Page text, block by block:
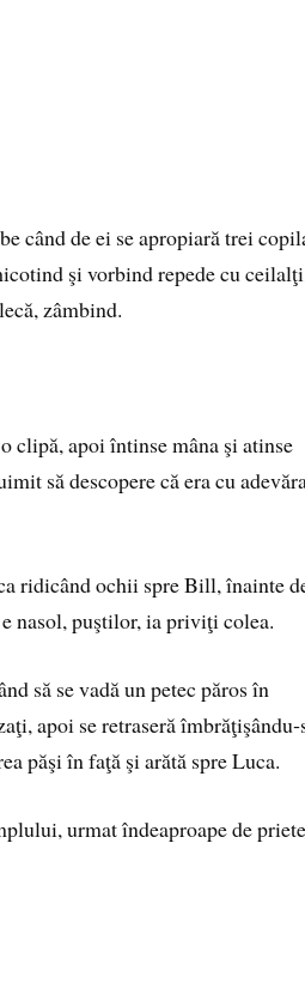
când de ei se apropiară trei
şi vorbind repede cu
zâmbind.
clipă, apoi întinse mâna şi atinse
să descopere că era cu
ridicând ochii spre Bill, înainte
nasol, puştilor, ia priviţi colea.
să se vadă un petec păros în
apoi se retraseră
păşi în faţă şi arătă spre Luca.
urmat îndeaproape de